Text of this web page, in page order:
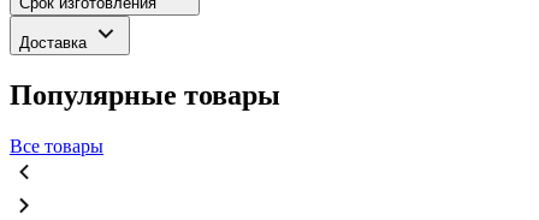
Доставка
Популярные товары
Все товары